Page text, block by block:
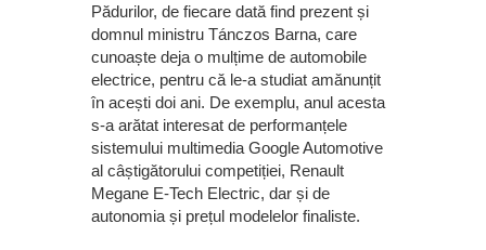
Pădurilor, de fiecare dată find prezent și
domnul ministru Tánczos Barna, care
cunoaște deja o mulțime de automobile
electrice, pentru că le-a studiat amănunțit
în acești doi ani. De exemplu, anul acesta
s-a arătat interesat de performanțele
sistemului multimedia Google Automotive
al câștigătorului competiției, Renault
Megane E-Tech Electric, dar și de
autonomia și prețul modelelor finaliste.